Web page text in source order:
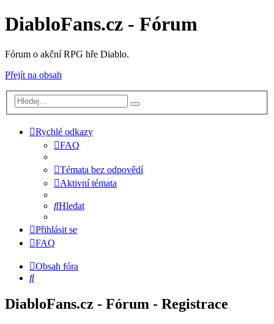
DiabloFans.cz - Fórum
Fórum o akční RPG hře Diablo.
Přejít na obsah
Rychlé odkazy
FAQ
Témata bez odpovědí
Aktivní témata
Hledat
Přihlásit se
FAQ
Obsah fóra
Hledat
DiabloFans.cz - Fórum - Registrace